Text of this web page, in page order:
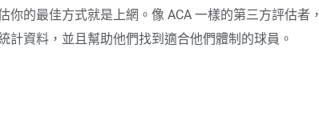
的最佳方式就是上網。像 ACA 一樣的第三方評估者，
計資料，並且幫助他們找到適合他們體制的球員。